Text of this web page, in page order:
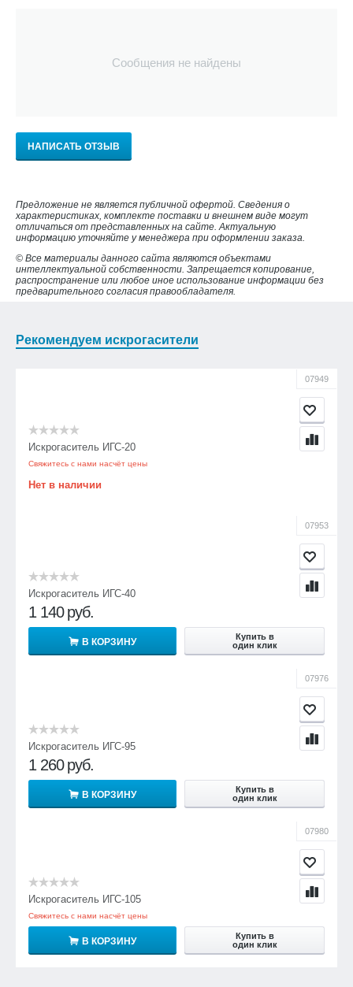
Сообщения не найдены
НАПИСАТЬ ОТЗЫВ
Предложение не является публичной офертой. Сведения о
характеристиках, комплекте поставки и внешнем виде могут
отличаться от представленных на сайте. Актуальную
информацию уточняйте у менеджера при оформлении заказа.
© Все материалы данного сайта являются объектами
интеллектуальной собственности. Запрещается копирование,
распространение или любое иное использование информации без
предварительного согласия правообладателя.
Рекомендуем искрогасители
07949
Искрогаситель ИГС-20
Свяжитесь с нами насчёт цены
Нет в наличии
07953
Искрогаситель ИГС-40
1 140 руб.
В КОРЗИНУ
Купить в
один клик
07976
Искрогаситель ИГС-95
1 260 руб.
В КОРЗИНУ
Купить в
один клик
07980
Искрогаситель ИГС-105
Свяжитесь с нами насчёт цены
В КОРЗИНУ
Купить в
один клик